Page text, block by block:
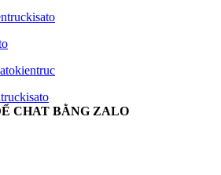
CHAT BẰNG ZALO